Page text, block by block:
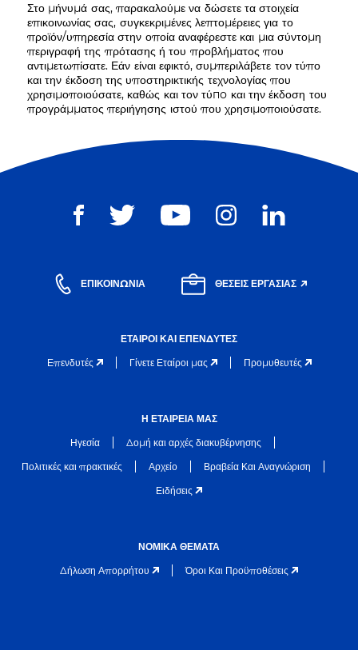
Στο μήνυμά σας, παρακαλούμε να δώσετε τα στοιχεία
επικοινωνίας σας, συγκεκριμένες λεπτομέρειες για το
προϊόν/υπηρεσία στην οποία αναφέρεστε και μια σύντομη
περιγραφή της πρότασης ή του προβλήματος που
αντιμετωπίσατε. Εάν είναι εφικτό, συμπεριλάβετε τον τύπο
και την έκδοση της υποστηρικτικής τεχνολογίας που
χρησιμοποιούσατε, καθώς και τον τύпо και την έκδοση του
προγράμματος περιήγησης ιστού που χρησιμοποιούσατε.
ΕΠΙΚΟΙΝΩΝΊΑ ΘΈΣΕΙΣ ΕΡΓΑΣΊΑΣ
ΈΤΑΙΡΟΙ ΚΑΙ ΕΠΕΝΔΥΤΈΣ
Επενδυτές
Γίνετε Εταίροι μας Προμυθευτές
Η ΕΤΑΙΡΕΊΑ ΜΑΣ
Ηγεσία
Δομή και αρχές διακυβέρνησης
Πολιτικές και πρακτικές
Αρχείο
Βραβεία Και Αναγνώριση
Ειδήσεις
ΝΟΜΙΚΆ ΘΈΜΑΤΑ
Δήλωση Απορρήτου
Όροι Και Προϋποθέσεις